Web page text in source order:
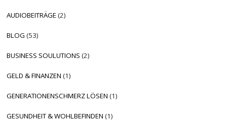
AUDIOBEITRÄGE(2)
BLOG (53)
BUSINESS SOULUTIONS (2)
GELD & FINANZEN (1)
GENERATIONENSCHMERZ LÖSEN (1)
GESUNDHEIT & WOHLBEFINDEN (1)